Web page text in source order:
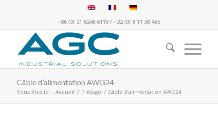
+86 (0) 21 6248 6110 /+32 (0) 8 11 38 456
Câble d’alimentation AWG24
Vous êtes ici : Accueil / Frittage / Câble d’alimentation AWG24